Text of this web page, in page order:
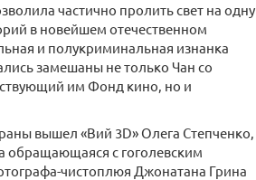
частично пролить свет на одну
в новейшем отечественном
и полукриминальная изнанка
замешаны не только Чан со
им Фонд кино, но и
вышел «Вий 3D» Олега Степченко,
обращающаяся с гоголевским
чистоплюя Джонатана Грина